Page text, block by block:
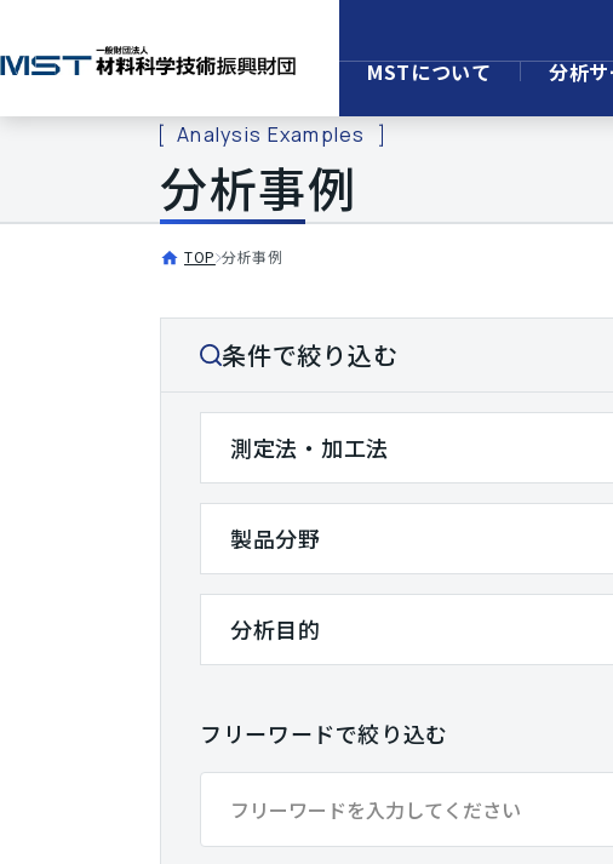
MSTについて 分析
Analysis Examples
分析事例
TOP 分析事例
条件で絞り込む
測定法・加工法
製品分野
分析目的
フリーワードで絞り込む